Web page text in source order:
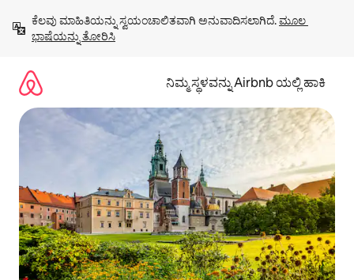
ಹೋಗಿ
ಕೆಲವು ಮಾಹಿತಿಯನ್ನು ಸ್ವಯಂಚಾಲಿತವಾಗಿ ಅನುವಾದಿಸಲಾಗಿದೆ. ಮೂಲ
ಭಾಷೆಯನ್ನು ತೋರಿಸಿ
ನಿಮ್ಮ ಸ್ಥಳವನ್ನು Airbnb ಯಲ್ಲಿ ಹಾಕಿ